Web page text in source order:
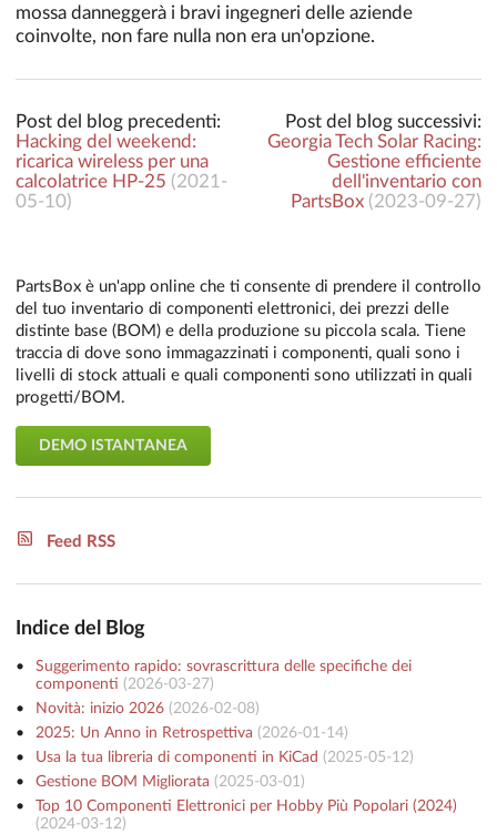
mossa danneggerà i bravi ingegneri delle aziende
coinvolte, non fare nulla non era un'opzione.
Post del blog precedenti:
Hacking del weekend:
ricarica wireless per una
calcolatrice HP-25 (2021-
05-10)
Post del blog successivi:
Georgia Tech Solar Racing:
Gestione efficiente
dell'inventario con
PartsBox (2023-09-27)
PartsBox è un'app online che ti consente di prendere il controllo
del tuo inventario di componenti elettronici, dei prezzi delle
distinte base (BOM) e della produzione su piccola scala. Tiene
traccia di dove sono immagazzinati i componenti, quali sono i
livelli di stock attuali e quali componenti sono utilizzati in quali
progetti/BOM.
DEMO ISTANTANEA
Feed RSS
Indice del Blog
Suggerimento rapido: sovrascrittura delle specifiche dei
componenti (2026-03-27)
Novità: inizio 2026(2026-02-08)
2025: Un Anno in Retrospettiva (2026-01-14)
Usa la tua libreria di componenti in KiCad (2025-05-12)
Gestione BOM Migliorata (2025-03-01)
Top 10 Componenti Elettronici per Hobby Più Popolari (2024)
(2024-03-12)